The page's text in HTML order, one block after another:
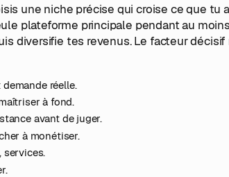
une niche précise qui croise ce que tu
plateforme principale pendant au
diversifie tes revenus. Le facteur
réelle.
à fond.
avant de juger.
à monétiser.
services.